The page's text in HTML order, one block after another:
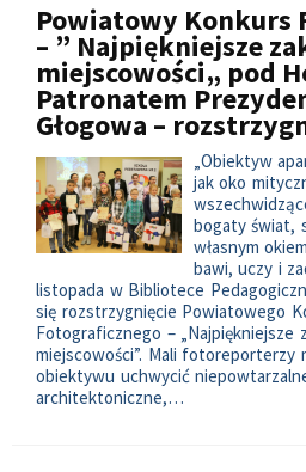
Powiatowy Konkurs
– ” Najpiękniejsze
miejscowości„ pod
Patronatem
Głogowa –
„Obiektyw
jak oko
bogaty świat,
własnym
bawi, uczy i
listopada w Bibliotece
się rozstrzygnięcie Powiatowego
Fotograficznego – „Najpiękniejsze
miejscowości”. Mali fotoreporterzy
obiektywu uchwycić
architektoniczne,…